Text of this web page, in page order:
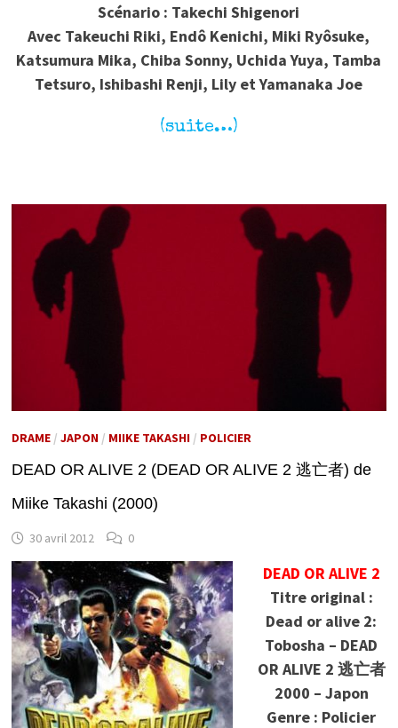
Scénario : Takechi Shigenori
Avec Takeuchi Riki, Endô Kenichi, Miki Ryôsuke,
Katsumura Mika, Chiba Sonny, Uchida Yuya, Tamba
Tetsuro, Ishibashi Renji, Lily et Yamanaka Joe
(suite…)
DRAME/ JAPON/ MIIKE TAKASHI/ POLICIER
DEAD OR ALIVE 2 (DEAD OR ALIVE 2 逃亡者) de
Miike Takashi (2000)
30 avril 2012 0
DEAD OR ALIVE 2
Titre original :
Dead or alive 2:
Tobosha – DEAD
OR ALIVE 2 逃亡者
2000 – Japon
Genre : Policier